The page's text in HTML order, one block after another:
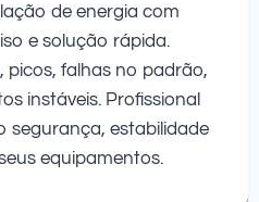
de energia com
e solução rápida.
picos, falhas no padrão,
instáveis. Profissional
segurança, estabilidade
equipamentos.